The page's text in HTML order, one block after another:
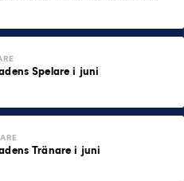
Spelare i juni
Tränare i juni